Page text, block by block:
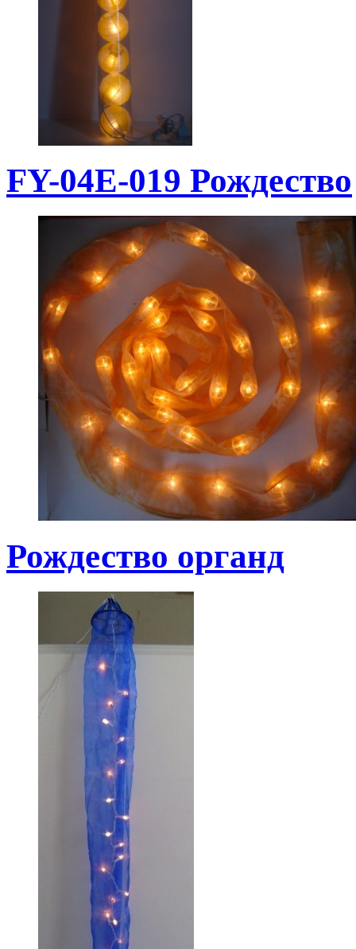
FY-04E-019 Рождество
Рождество органд